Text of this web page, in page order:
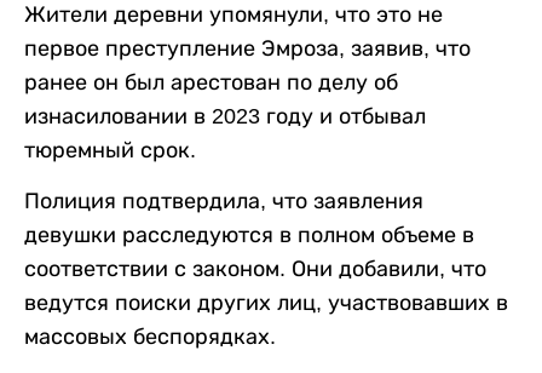
Жители деревни упомянули, что это не
первое преступление Эмроза, заявив, что
ранее он был арестован по делу об
изнасиловании в 2023 году и отбывал
тюремный срок.
Полиция подтвердила, что заявления
девушки расследуются в полном объеме в
соответствии с законом. Они добавили, что
ведутся поиски других лиц, участвовавших в
массовых беспорядках.